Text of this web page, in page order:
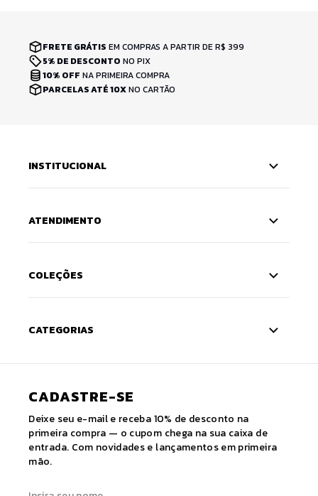
FRETE GRÁTIS EM COMPRAS A PARTIR DE R$ 399
5% DE DESCONTO NO PIX
10% OFF NA PRIMEIRA COMPRA
PARCELAS ATÉ 10XNO CARTÃO
INSTITUCIONAL
ATENDIMENTO
COLEÇÕES
CATEGORIAS
CADASTRE-SE
Deixe seu e-mail e receba 10% de desconto na
primeira compra — o cupom chega na sua caixa de
entrada. Com novidades e lançamentos em primeira
mão.